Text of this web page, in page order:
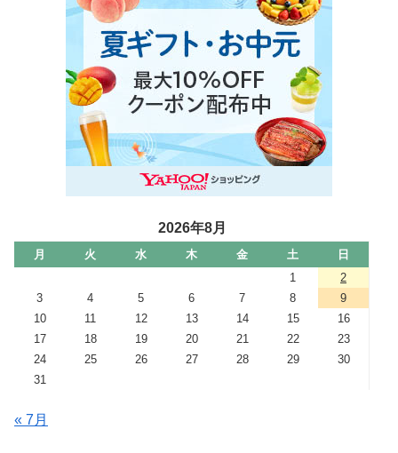
2026年8月
月 火 水 木 金 土
日
1
2
3
4 5 6 7 8
9
10
11 12 13 14 15
16
17
18 19 20 21 22
23
24
25 26 27 28 29
30
31
« 7月